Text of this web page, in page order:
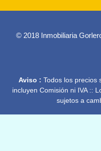
© 2018 Inmobiliaria
Aviso : Todos los precios
incluyen Comisión ni IVA ::
sujetos a